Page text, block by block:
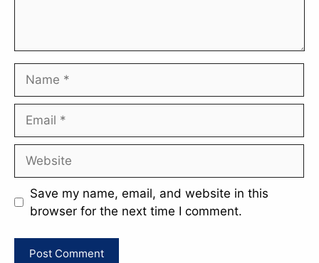
Save my name, email, and website in this
browser for the next time I comment.